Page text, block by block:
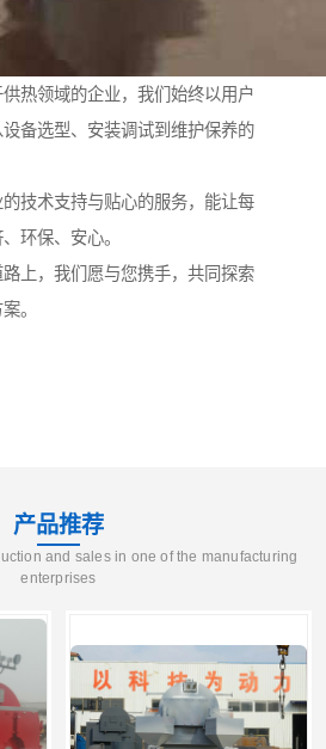
热领域的企业，我们始终以用户
备选型、安装调试到维护保养的
技术支持与贴心的服务，能让每
环保、安心。
上，我们愿与您携手，共同探索
。
产品推荐
and sales in one of the manufacturing
enterprises